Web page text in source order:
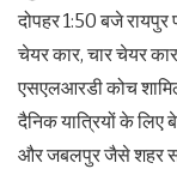
दोपहर 1:50 बजे
चेयर कार, चार चेयर
एसएलआरडी कोच शामिल
दैनिक यात्रियों के लिए
और जबलपुर जैसे शहर